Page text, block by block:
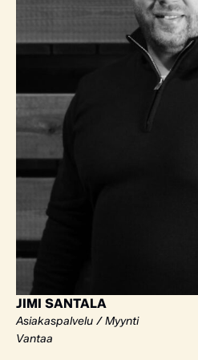
JIMI SANTALA
Asiakaspalvelu / Myynti
Vantaa